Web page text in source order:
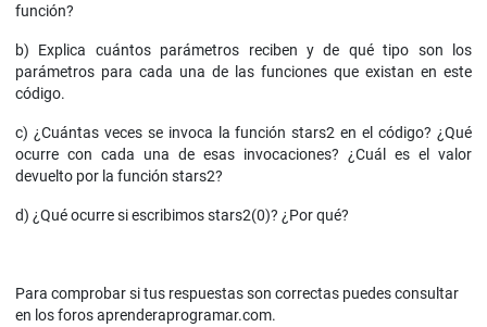
función?
b) Explica cuántos parámetros reciben y de qué tipo son los
parámetros para cada una de las funciones que existan en este
código.
c) ¿Cuántas veces se invoca la función stars2 en el código? ¿Qué
ocurre con cada una de esas invocaciones? ¿Cuál es el valor
devuelto por la función stars2?
d) ¿Qué ocurre si escribimos stars2(0)? ¿Por qué?
Para comprobar si tus respuestas son correctas puedes consultar
en los foros aprenderaprogramar.com.